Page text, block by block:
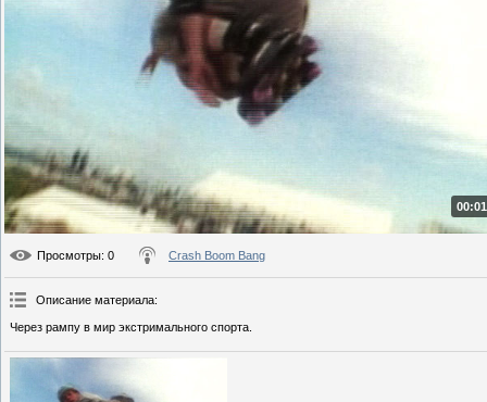
Просмотры: 0 Crash Boom Bang
Описание материала:
Через рампу в мир экстримального спорта.